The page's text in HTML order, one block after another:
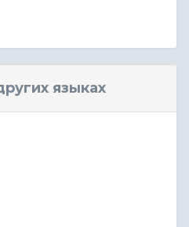
языках